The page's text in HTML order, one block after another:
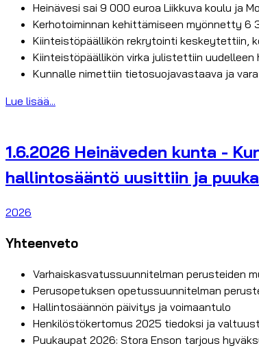
Heinävesi sai 9 000 euroa Liikkuva koulu ja
Kerhotoiminnan kehittämiseen myönnetty
Kiinteistöpäällikön rekrytointi keskeytettiin,
Kiinteistöpäällikön virka julistettiin
Kunnalle nimettiin tietosuojavastaava ja
Lue lisää...
1.6.2026 Heinäveden kunta -
hallintosääntö uusittiin ja
2026
Yhteenveto
Varhaiskasvatussuunnitelman perusteiden
Perusopetuksen opetussuunnitelman
Hallintosäännön päivitys ja voimaantulo
Henkilöstökertomus 2025 tiedoksi ja
Puukaupat 2026: Stora Enson tarjous